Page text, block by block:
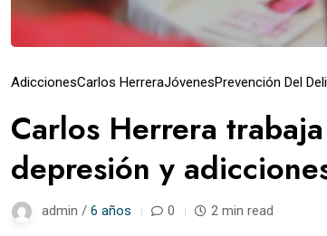
AdiccionesCarlos HerreraJóvenesPrevención Del
Carlos Herrera
depresión y
admin / 6 años 0 2 min read